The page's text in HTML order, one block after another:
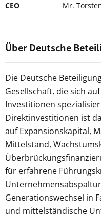
CEO Mr.
Über Deutsche
Die Deutsche
Gesellschaft, die sich
Investitionen
Direktinvestitionen ist
auf Expansionskapital,
Mittelstand,
für erfahrene
Generationswechsel in
und mittelständische